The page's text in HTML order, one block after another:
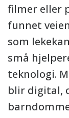
filmer eller
funnet
som
små
teknologi.
blir digital,